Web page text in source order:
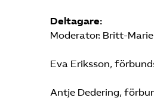
Deltagare:
Moderator: Britt-
Eva Eriksson,
Antje Dedering,